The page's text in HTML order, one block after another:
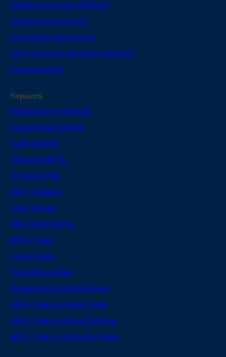
Általános Szerződési Feltételek
Adatkezelési tájékoztató
Felhasználói adatok törlése
MSC Voyagers Club státusz lekérdezés
Forrásmegjelölés
Népszerű
Földközi-tengeri hajóutak
Észak-európai hajóutak
Karibi hajóutak
Népszerű kikötők
Népszerű hajók
MSC Grandiosa
Costa Toscana
MSC World Europa
MSC Cruises
Costa Cruises
Népszerű keresések
Hajótársaság összehasonlítások
MSC Cruises vs Costa Cruises
MSC Cruises vs Royal Caribbean
MSC Cruises vs Celestyal Cruises